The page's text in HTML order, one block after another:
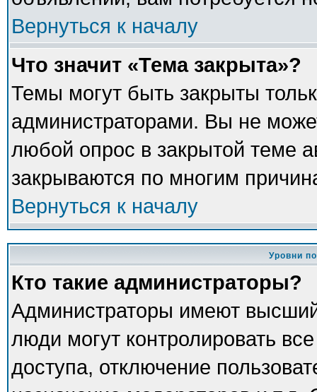
Вернуться к началу
Что значит «Тема закрыта»?
Темы могут быть закрыты
администраторами. Вы не
любой опрос в закрытой теме
закрываются по многим
Вернуться к началу
Уровни
Кто такие администраторы?
Администраторы имеют
люди могут контролировать
доступа, отключение